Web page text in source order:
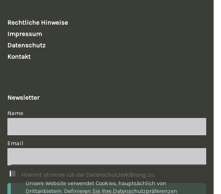
Rechtliche Hinweise
Impressum
Datenschutz
Kontakt
Newsletter
Name
Email
Hiermit stimme ich der Datenschutzerklärung zu.
Unsere Website verwendet Cookies, hauptsächlich von
Drittanbietern. Definieren Sie Ihre Datenschutzpräferenzen